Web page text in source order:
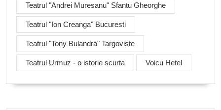
Teatrul "Andrei Muresanu" Sfantu Gheorghe
Teatrul "Ion Creanga" Bucuresti
Teatrul "Tony Bulandra" Targoviste
Teatrul Urmuz - o istorie scurta Voicu Hetel